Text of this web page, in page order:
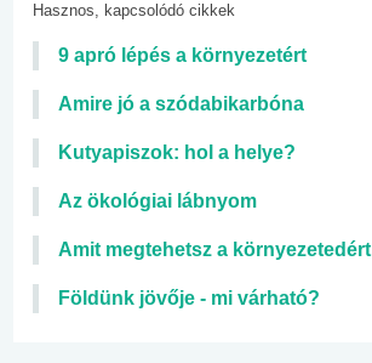
Hasznos, kapcsolódó cikkek
9 apró lépés a környezetért
Amire jó a szódabikarbóna
Kutyapiszok: hol a helye?
Az ökológiai lábnyom
Amit megtehetsz a környezetedért
Földünk jövője - mi várható?